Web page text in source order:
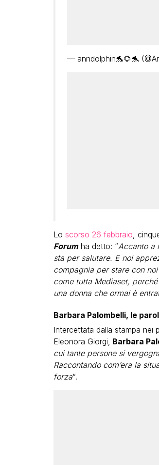
— anndolphin🐬🌻🐬
Lo scorso 26 febbraio,
Forumha detto: “Accanto a
sta per salutare. E noi
compagnia per stare con
come tutta Mediaset,
una donna che ormai è
Barbara Palombelli, le
Intercettata dalla stampa nei
Eleonora Giorgi, Barbara
cui tante persone si
Raccontando com’era la
forza“.